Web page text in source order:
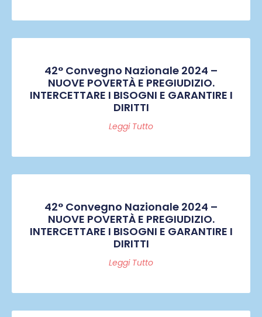
42° Convegno Nazionale 2024 –
NUOVE POVERTÀ E PREGIUDIZIO.
INTERCETTARE I BISOGNI E GARANTIRE I
DIRITTI
Leggi Tutto
42° Convegno Nazionale 2024 –
NUOVE POVERTÀ E PREGIUDIZIO.
INTERCETTARE I BISOGNI E GARANTIRE I
DIRITTI
Leggi Tutto